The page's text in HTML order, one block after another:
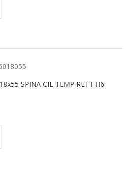
SPINA CIL TEMP RETT H6